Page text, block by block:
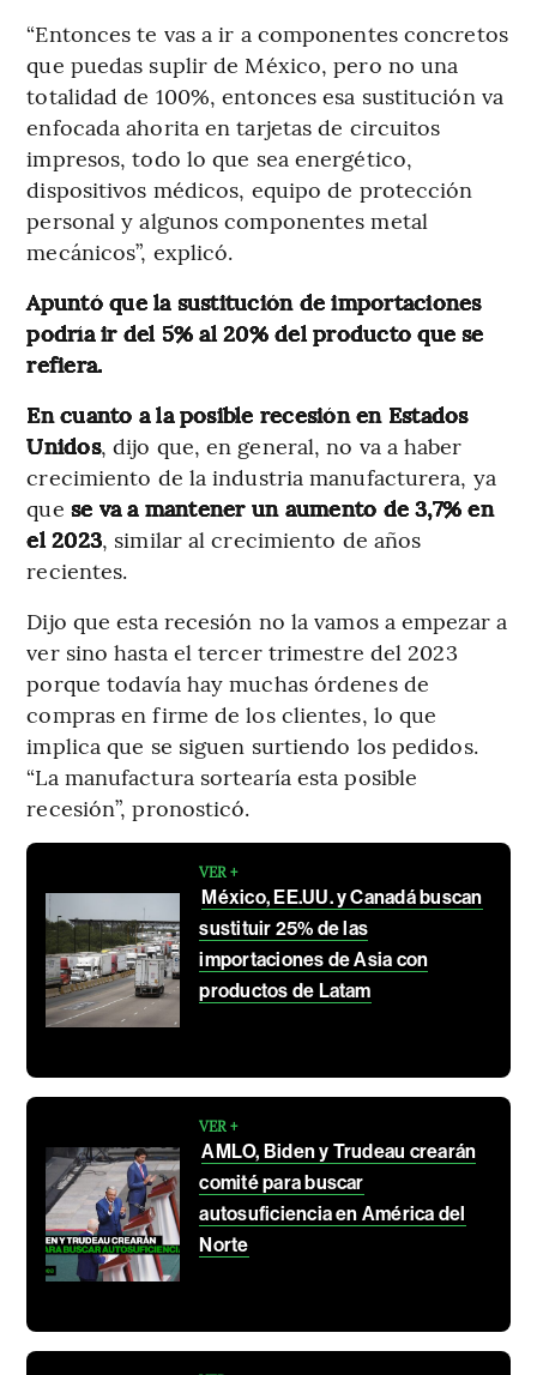
“Entonces te vas a ir a componentes concretos
que puedas suplir de México, pero no una
totalidad de 100%, entonces esa sustitución va
enfocada ahorita en tarjetas de circuitos
impresos, todo lo que sea energético,
dispositivos médicos, equipo de protección
personal y algunos componentes metal
mecánicos”, explicó.
Apuntó que la sustitución de importaciones
podría ir del 5% al 20% del producto que se
refiera.
En cuanto a la posible recesión en Estados
Unidos, dijo que, en general, no va a haber
crecimiento de la industria manufacturera, ya
que se va a mantener un aumento de 3,7% en
el 2023, similar al crecimiento de años
recientes.
Dijo que esta recesión no la vamos a empezar a
ver sino hasta el tercer trimestre del 2023
porque todavía hay muchas órdenes de
compras en firme de los clientes, lo que
implica que se siguen surtiendo los pedidos.
“La manufactura sortearía esta posible
recesión”, pronosticó.
VER +
México, EE.UU. y Canadá buscan
sustituir 25% de las
importaciones de Asia con
productos de Latam
VER +
AMLO, Biden y Trudeau crearán
comité para buscar
autosuficiencia en América del
Norte